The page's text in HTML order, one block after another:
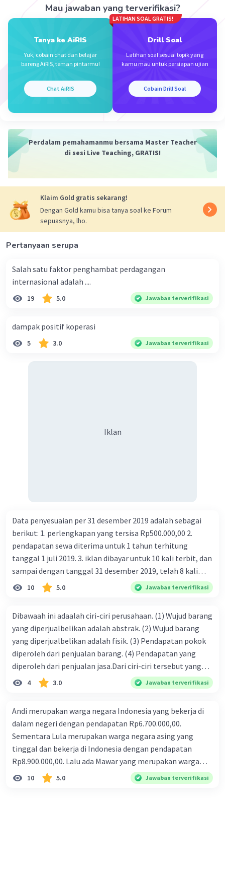
produk, yang juga dapat mempengaruhi pertumbuhan
ekonomi negara.
Beri Rating·5.0
Mau jawaban yang terverifikasi?
Tanya ke AiRIS
Yuk, cobain chat dan belajar
bareng AiRIS, teman pintarmu!
Chat AiRIS
LATIHAN SOAL GRATIS!
Drill Soal
Latihan soal sesuai topik yang
kamu mau untuk persiapan ujian
Cobain Drill Soal
Perdalam pemahamanmu bersama Master Teacher
di sesi Live Teaching, GRATIS!
Klaim Gold gratis sekarang!
Dengan Gold kamu bisa tanya soal ke Forum
sepuasnya, lho.
Pertanyaan serupa
Salah satu faktor penghambat perdagangan
internasional adalah ....
19 5.0 Jawaban terverifikasi
dampak positif koperasi
5 3.0 Jawaban terverifikasi
Iklan
Data penyesuaian per 31 desember 2019 adalah sebagai
berikut: 1. perlengkapan yang tersisa Rp500.000,00 2.
pendapatan sewa diterima untuk 1 tahun terhitung
tanggal 1 juli 2019. 3. iklan dibayar untuk 10 kali terbit, dan
sampai dengan tanggal 31 desember 2019, telah 8 kali
terbit. 4. gaji terutang untuk periode berjalan sebesar
Rp800.000,00 dari data di atas, pencatatan jurnal pembalik
10 5.0 Jawaban terverifikasi
Dibawaah ini adaalah ciri-ciri perusahaan. (1) Wujud barang
yang diperjualbelikan adalah abstrak. (2) Wujud barang
yang diperjualbelikan adalah fisik. (3) Pendapatan pokok
diperoleh dari penjualan barang. (4) Pendapatan yang
diperoleh dari penjualan jasa.Dari ciri-ciri tersebut yang
merupakan ciri dari perusahaan dagang ditunjukan pada
nomor…. a. 1 dan 3 b. 3 dan 4 c. 2 dan 3 d. 1 dan 2 e. 2 dan 4
4 3.0 Jawaban terverifikasi
Andi merupakan warga negara Indonesia yang bekerja di
dalam negeri dengan pendapatan Rp6.700.000,00.
Sementara Lula merupakan warga negara asing yang
tinggal dan bekerja di Indonesia dengan pendapatan
Rp8.900.000,00. Lalu ada Mawar yang merupakan warga
negara Indonesia yang tinggal dan bekerja di luar negeri
dengan pendapatan Rp11.000.000,00. Hitunglah PNB
10 5.0 Jawaban terverifikasi